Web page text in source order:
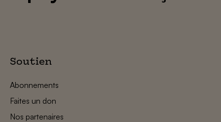
Soutien
Abonnements
Faites un don
Nos partenaires